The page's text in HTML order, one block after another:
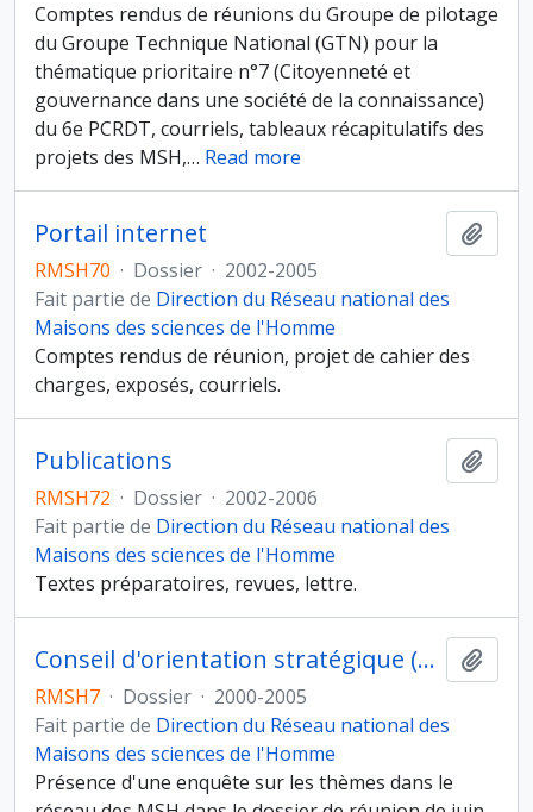
Comptes rendus de réunions du Groupe de pilotage
du Groupe Technique National (GTN) pour la
thématique prioritaire n°7 (Citoyenneté et
gouvernance dans une société de la connaissance)
du 6e PCRDT, courriels, tableaux récapitulatifs des
projets des MSH,… Read more
Portail internet
RMSH70 · Dossier · 2002-2005
Fait partie de Direction du Réseau national des
Maisons des sciences de l'Homme
Comptes rendus de réunion, projet de cahier des
charges, exposés, courriels.
Publications
RMSH72 · Dossier · 2002-2006
Fait partie de Direction du Réseau national des
Maisons des sciences de l'Homme
Textes préparatoires, revues, lettre.
Conseil d'orientation stratégique (COS)
RMSH7 · Dossier · 2000-2005
Fait partie de Direction du Réseau national des
Maisons des sciences de l'Homme
Présence d'une enquête sur les thèmes dans le